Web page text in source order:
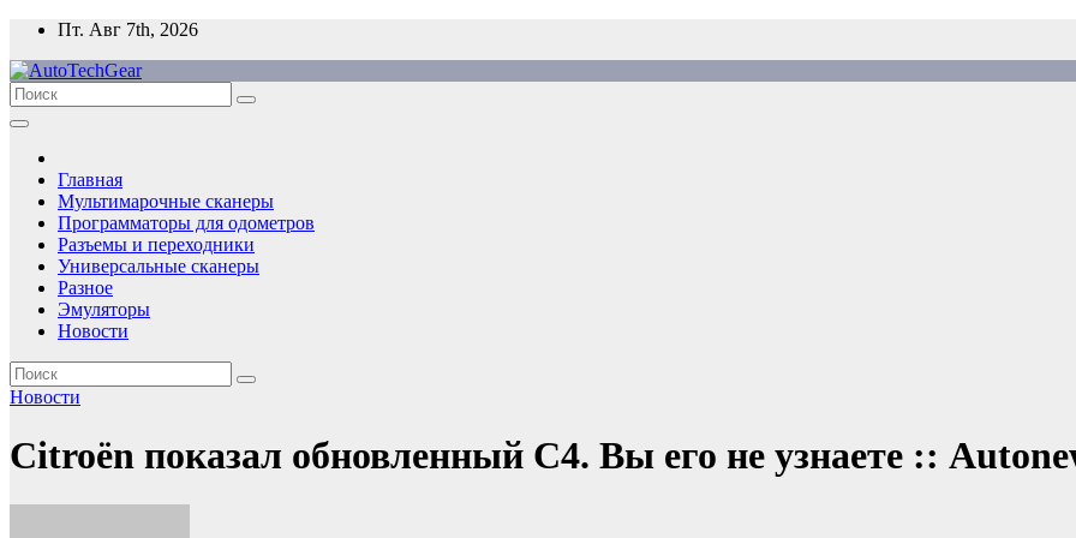
Перейти
содержимому
Пт. Авг 7th, 2026
Главная
Мультимарочные сканеры
Программаторы для одометров
Разъемы и переходники
Универсальные сканеры
Разное
Эмуляторы
Новости
Новости
Citroën показал обновленный C4. Вы его не узнаете ::